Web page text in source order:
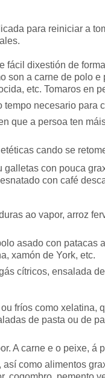
para reiniciar a
fácil dixestión de
son a carne de polo
etc. Tomaros en
tempo necesario para
que a persoa ten
cando se
galletas con pouca
con café
ao vapor, arroz
asado con patacas
xamón de York, etc.
cítricos, ensalada
fríos como xelatina,
de pasta ou de
A carne e o peixe, á
así como alimentos